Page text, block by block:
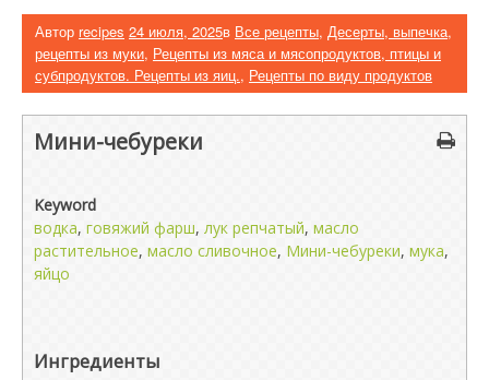
Автор recipes 24 июля, 2025в Все рецепты, Десерты, выпечка,
рецепты из муки, Рецепты из мяса и мясопродуктов, птицы и
субпродуктов. Рецепты из яиц., Рецепты по виду продуктов
Мини-чебуреки
Keyword
водка, говяжий фарш, лук репчатый, масло
растительное, масло сливочное, Мини-чебуреки, мука,
яйцо
Ингредиенты